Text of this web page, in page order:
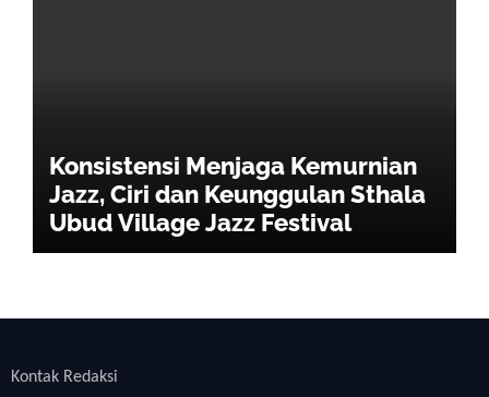
Konsistensi Menjaga Kemurnian
Jazz, Ciri dan Keunggulan Sthala
Ubud Village Jazz Festival
Kontak Redaksi